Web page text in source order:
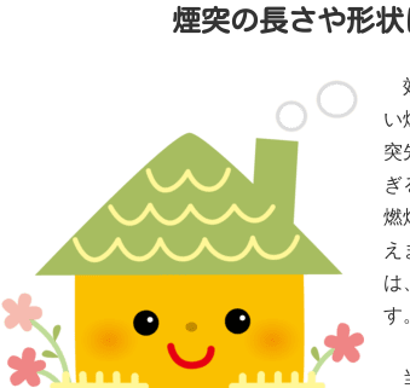
煙突の長さや形
い
突
ぎ
燃
え
は
す